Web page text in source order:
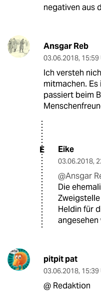
negativen aus
Ansgar Reb
03.06.2018, 15:59
Ich versteh
mitmachen.
passiert beim
E Eike
03.06.2018,
@Ansgar
Die
Heldin für
angesehen
pitpit pat
03.06.2018, 15:39
@ Redaktion